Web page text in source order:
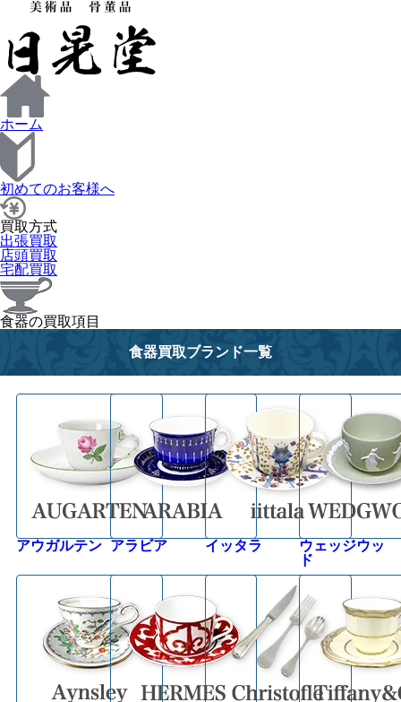
ホーム
初めてのお客様へ
買取方式
出張買取
店頭買取
宅配買取
食器の買取項目
食器買取ブランド一覧
アウガルテン アラビア イッタラ
ウェッジウッ
ド